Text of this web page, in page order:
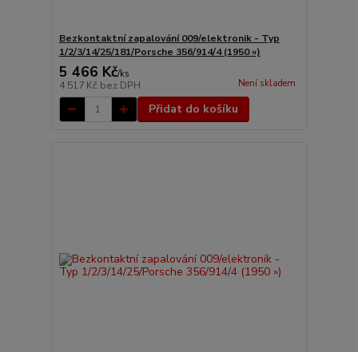
Bezkontaktní zapalování 009/elektronik - Typ
1/2/3/14/25/181/Porsche 356/914/4 (1950 »)
5 466 Kč/ks
4 517 Kč bez DPH Není skladem
Přidat do košíku